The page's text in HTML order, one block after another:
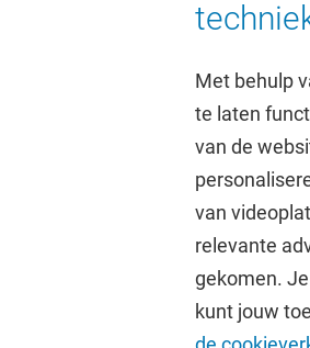
Met behulp
te laten
van de
van
relevante
gekomen.
kunt jouw
Direct naar
Cultuur op de campus
Universiteitsbibliotheek